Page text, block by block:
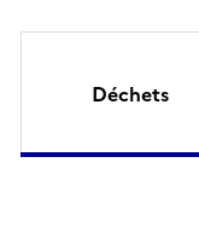
Déchets